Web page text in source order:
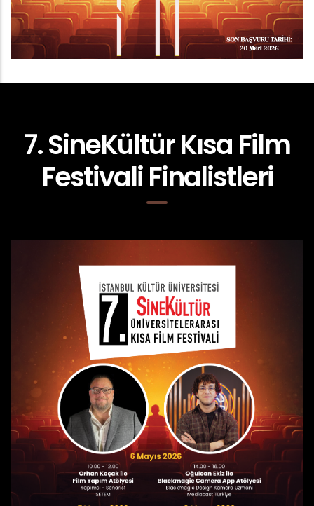
7. SineKültür Kısa Film
Festivali Finalistleri